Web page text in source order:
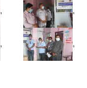
, ,
, ,